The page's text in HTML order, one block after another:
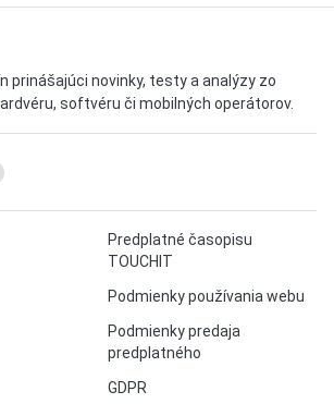
prinášajúci novinky, testy a analýzy zo
softvéru či mobilných operátorov.
Predplatné časopisu
TOUCHIT
Podmienky používania webu
Podmienky predaja
predplatného
GDPR